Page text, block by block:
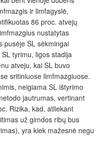
ir limfagyslė,
86 proc. atvejų
nustatytas
pusėje SL sėkmingai
tyrimu, ligos stadija
atveju, kai SL buvo
sritiniuose limfmazgiuose.
neigiama SL ištyrimo
jautrumas, vertinant
Rizika, kad, atliekant
už gimdos ribų bus
yra kiek mažesnė negu